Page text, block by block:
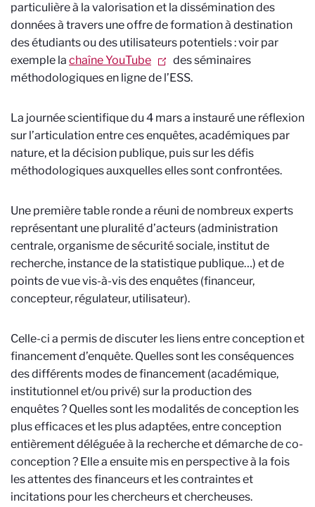
particulière à la valorisation et la dissémination des
données à travers une offre de formation à destination
des étudiants ou des utilisateurs potentiels : voir par
exemple la chaîne YouTube
des séminaires
méthodologiques en ligne de l’ESS.
La journée scientifique du 4 mars a instauré une réflexion
sur l’articulation entre ces enquêtes, académiques par
nature, et la décision publique, puis sur les défis
méthodologiques auxquelles elles sont confrontées.
Une première table ronde a réuni de nombreux experts
représentant une pluralité d’acteurs (administration
centrale, organisme de sécurité sociale, institut de
recherche, instance de la statistique publique…) et de
points de vue vis-à-vis des enquêtes (financeur,
concepteur, régulateur, utilisateur).
Celle-ci a permis de discuter les liens entre conception et
financement d’enquête. Quelles sont les conséquences
des différents modes de financement (académique,
institutionnel et/ou privé) sur la production des
enquêtes ? Quelles sont les modalités de conception les
plus efficaces et les plus adaptées, entre conception
entièrement déléguée à la recherche et démarche de co-
conception ? Elle a ensuite mis en perspective à la fois
les attentes des financeurs et les contraintes et
incitations pour les chercheurs et chercheuses.